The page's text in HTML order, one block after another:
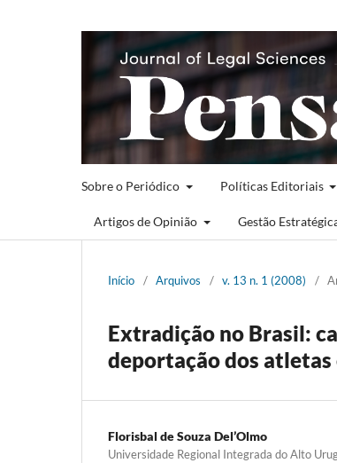
Sobre o Periódico Políticas Editoriais
Artigos de Opinião Gestão
Início / Arquivos / v. 13 n. 1 (2008) /
Extradição no Brasil:
deportação dos atletas
Florisbal de Souza Del’Olmo
Universidade Regional Integrada do Alto